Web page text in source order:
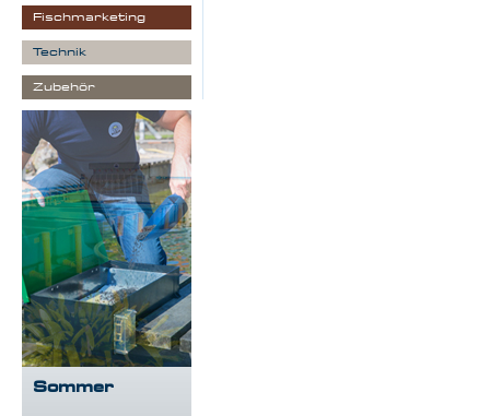
Fischmarketing
Technik
Zubehör
Sommer